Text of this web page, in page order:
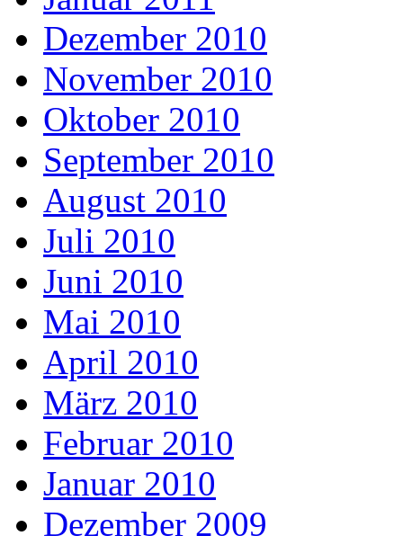
Dezember 2010
November 2010
Oktober 2010
September 2010
August 2010
Juli 2010
Juni 2010
Mai 2010
April 2010
März 2010
Februar 2010
Januar 2010
Dezember 2009